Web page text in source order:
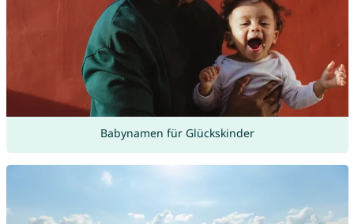
Babynamen für Glückskinder